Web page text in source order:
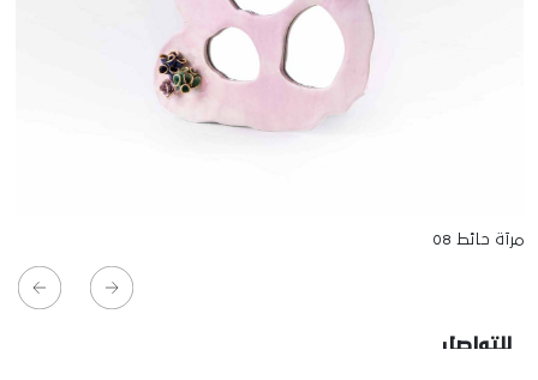
مرآة حائط 08
للتواصل